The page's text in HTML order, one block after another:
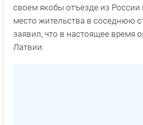
своем якобы отъезде из России
место жительства в соседнюю
заявил, что в настоящее время
Латвии.